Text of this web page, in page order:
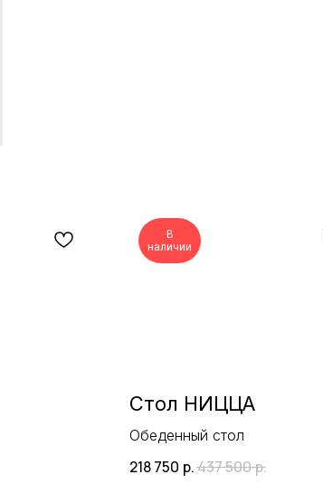
В
наличии
Стол НИЦЦА
Обеденный стол
218 750 р.437 500р.